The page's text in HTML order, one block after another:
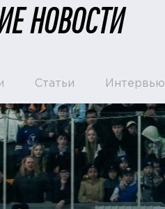
НОВОСТИ
Статьи Интервью